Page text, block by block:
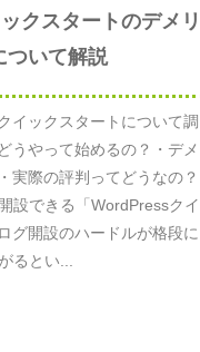
クスタートのデメリ
ついて解説
イックスタートについて調
うやって始めるの？・デメ
実際の評判ってどうなの？
設できる「WordPressクイ
グ開設のハードルが格段に
るとい...